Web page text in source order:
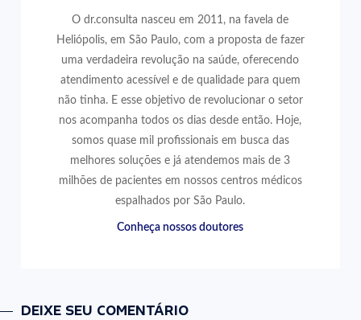
O dr.consulta nasceu em 2011, na favela de
Heliópolis, em São Paulo, com a proposta de fazer
uma verdadeira revolução na saúde, oferecendo
atendimento acessível e de qualidade para quem
não tinha. E esse objetivo de revolucionar o setor
nos acompanha todos os dias desde então. Hoje,
somos quase mil profissionais em busca das
melhores soluções e já atendemos mais de 3
milhões de pacientes em nossos centros médicos
espalhados por São Paulo.
Conheça nossos doutores
DEIXE SEU COMENTÁRIO